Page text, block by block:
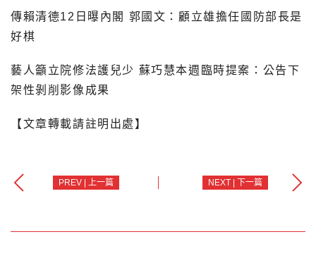
傳賴清德12日曝內閣 郭國文：顧立雄擔任國防部長是
好棋
藝人籲立院修法護兒少 蘇巧慧本週臨時提案：公告下
架性剝削影像成果
【文章轉載請註明出處】
PREV | 上一篇 NEXT | 下一篇